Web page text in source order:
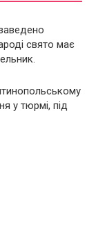
свято має
у тюрмі, під